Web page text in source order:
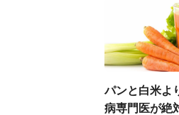
パンと白米よ
病専門医が絶